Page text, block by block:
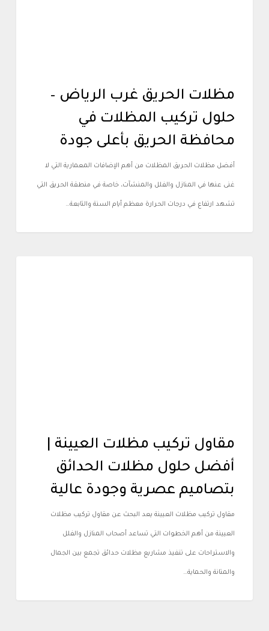
مظلات الحريق غرب الرياض –
حلول تركيب المظلات في
محافظة الحريق بأعلى جودة
أفضل مظلات الحريق المظلات من أهم الإضافات المعمارية التي لا
غنى عنها في المنازل والفلل والمنشآت، خاصة في منطقة الحريق التي
تشهد ارتفاع في درجات الحرارة معظم أيام السنة والتابعة…
مقاول تركيب مظلات العيينة |
أفضل حلول مظلات الحدائق
بتصاميم عصرية وجودة عالية
مقاول تركيب مظلات العيينة يعد البحث عن مقاول تركيب مظلات
العيينة من أهم الخطوات التي تساعد أصحاب المنازل والفلل
والاستراحات على تنفيذ مشاريع مظلات حدائق تجمع بين الجمال
والمتانة والحماية…